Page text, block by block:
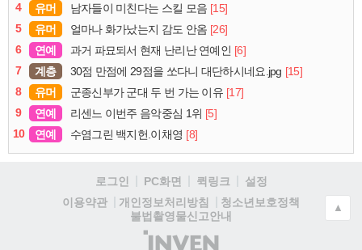
4
유머 남자들이 미친다는 스킬 모음 [15]
5
유머 얼마나 화가났는지 감도 안옴 [26]
6
연예 과거 파묘되서 현재 난리난 연예인 [6]
7
계층 30점 만점에 29점을 쏘다니 대단하시네요.jpg [15]
8
유머 군종신부가 군대 두 번 가는 이유 [17]
9
연예 리센느 이번주 음악중심 1위 [5]
10
연예 수염그린 백지헌.이채영 [8]
로그인 PC화면 퀵링크
설정
이용약관
개인정보처리방침
청소년보호정책
불법촬영물신고안내
(주)
▲